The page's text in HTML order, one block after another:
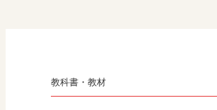
教科書・教材